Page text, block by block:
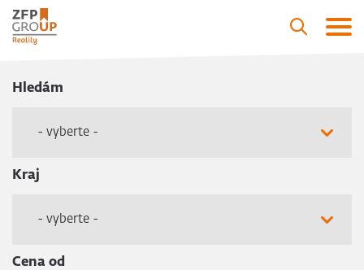
Hledám
- vyberte -
Kraj
- vyberte -
Cena od